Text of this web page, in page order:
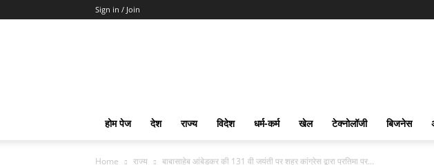
Sign in / Join
Toto
Slot
होम पेज देश राज्य विदेश धर्म-कर्म खेल टेक्नोलॉजी बिजनेस
Home राज्य बाबासाहेब आंबेडकर की 131 वी जयंती पर शहर कांग्रेस द्वारा प्रतिमा पर...